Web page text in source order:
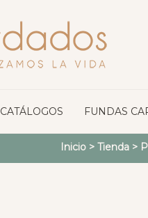
CATÁLOGOS FUNDAS
Inicio> Tienda>